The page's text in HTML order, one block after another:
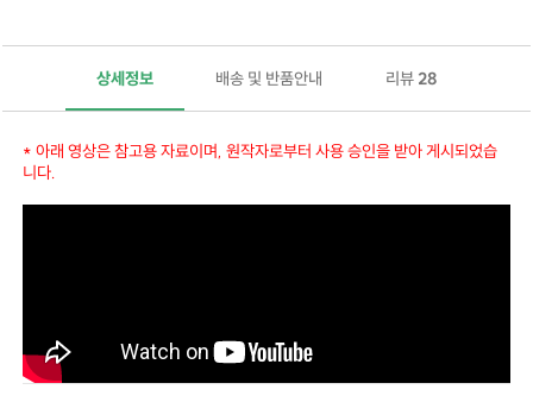
상세정보 배송 및 반품안내 리뷰 28
* 아래 영상은 참고용 자료이며, 원작자로부터 사용 승인을 받아 게시되었습
니다.